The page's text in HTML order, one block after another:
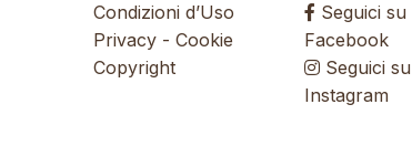
Condizioni d’Uso
Privacy - Cookie
Copyright
Seguici su
Facebook
Seguici su
Instagram